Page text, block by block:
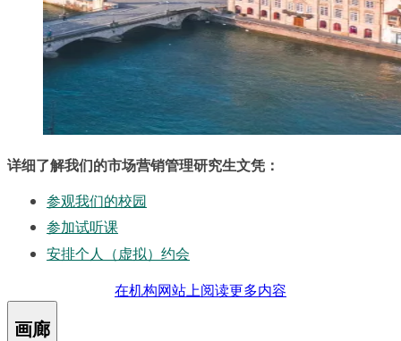
详细了解我们的市场营销管理研究生文凭：
参观我们的校园
参加试听课
安排个人（虚拟）约会
在机构网站上阅读更多内容
画廊